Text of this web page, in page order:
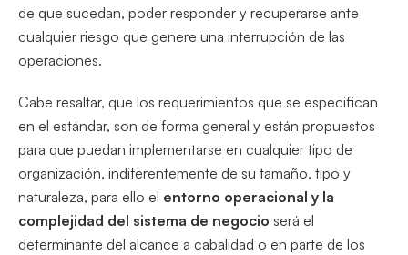
de que sucedan, poder responder y recuperarse ante
cualquier riesgo que genere una interrupción de las
operaciones.
Cabe resaltar, que los requerimientos que se especifican
en el estándar, son de forma general y están propuestos
para que puedan implementarse en cualquier tipo de
organización, indiferentemente de su tamaño, tipo y
naturaleza, para ello el entorno operacional y la
complejidad del sistema de negocio será el
determinante del alcance a cabalidad o en parte de los